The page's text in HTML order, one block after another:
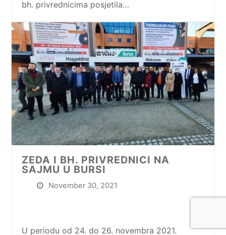
bh. privrednicima posjetila…
ZEDA I BH. PRIVREDNICI NA
SAJMU U BURSI
November 30, 2021
U periodu od 24. do 26. novembra 2021.